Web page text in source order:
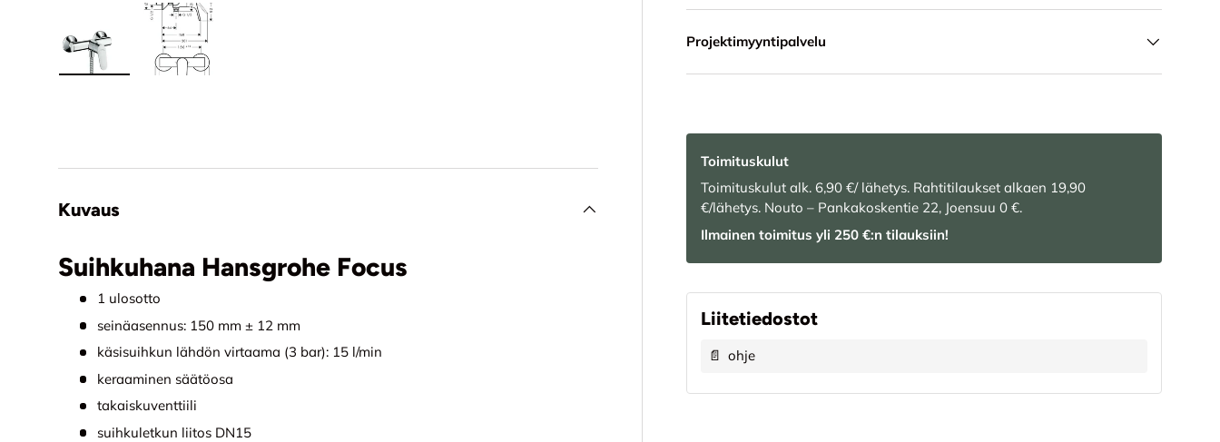
Projektimyyntipalvelu
Toimituskulut
Toimituskulut alk. 6,90 €/ lähetys. Rahtitilaukset alkaen 19,90
€/lähetys. Nouto – Pankakoskentie 22, Joensuu 0 €.
Ilmainen toimitus yli 250 €:n tilauksiin!
Liitetiedostot
📄 ohje
Kuvaus
Suihkuhana Hansgrohe Focus
1 ulosotto
seinäasennus: 150 mm ± 12 mm
käsisuihkun lähdön virtaama (3 bar): 15 l/min
keraaminen säätöosa
takaiskuventtiili
suihkuletkun liitos DN15